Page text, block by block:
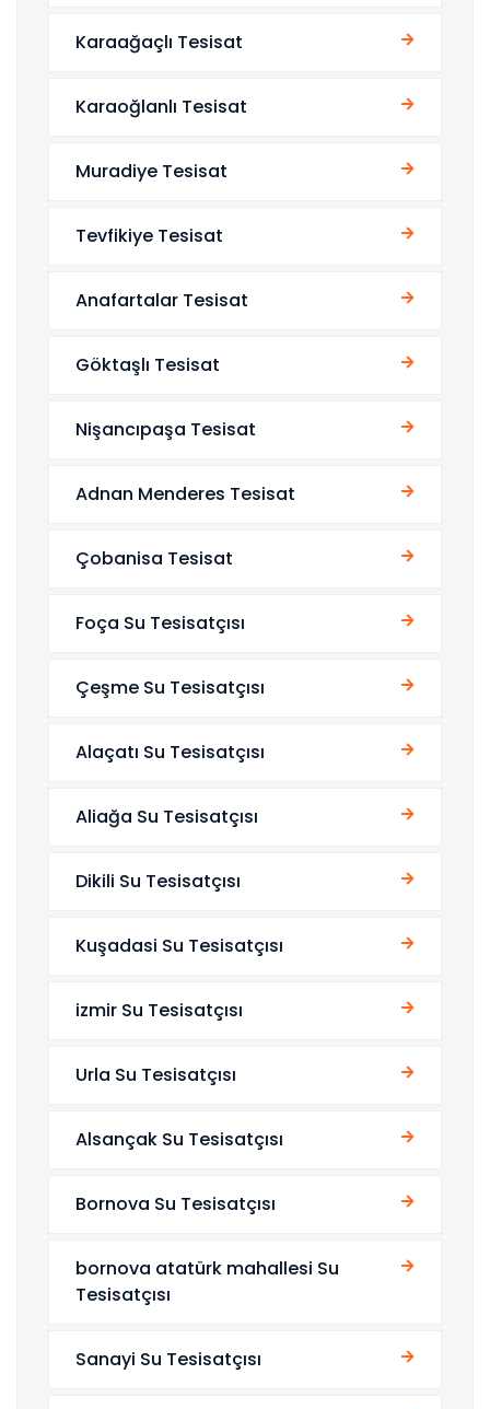
Karaağaçlı Tesisat
Karaoğlanlı Tesisat
Muradiye Tesisat
Tevfikiye Tesisat
Anafartalar Tesisat
Göktaşlı Tesisat
Nişancıpaşa Tesisat
Adnan Menderes Tesisat
Çobanisa Tesisat
Foça Su Tesisatçısı
Çeşme Su Tesisatçısı
Alaçatı Su Tesisatçısı
Aliağa Su Tesisatçısı
Dikili Su Tesisatçısı
Kuşadasi Su Tesisatçısı
izmir Su Tesisatçısı
Urla Su Tesisatçısı
Alsançak Su Tesisatçısı
Bornova Su Tesisatçısı
bornova atatürk mahallesi Su
Tesisatçısı
Sanayi Su Tesisatçısı